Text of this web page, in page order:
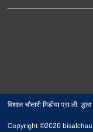
विशाल चौतारी मिडीया प्रा.ली.
Copyright ©2020